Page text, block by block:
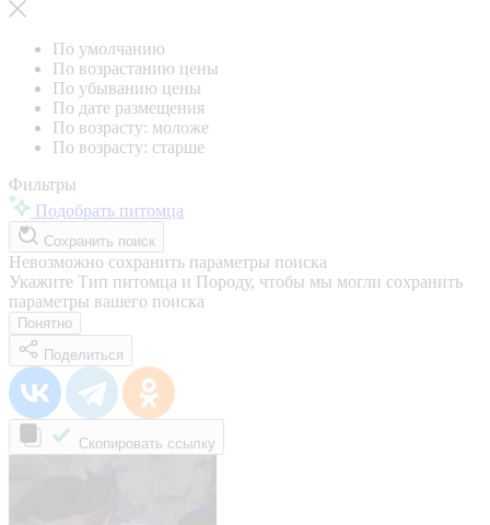
По умолчанию
По возрастанию цены
По убыванию цены
По дате размещения
По возрасту: моложе
По возрасту: старше
Фильтры
Подобрать питомца
Сохранить поиск
Невозможно сохранить параметры поиска
Укажите Тип питомца и Породу, чтобы мы могли сохранить
параметры вашего поиска
Понятно
Поделиться
Скопировать ссылку